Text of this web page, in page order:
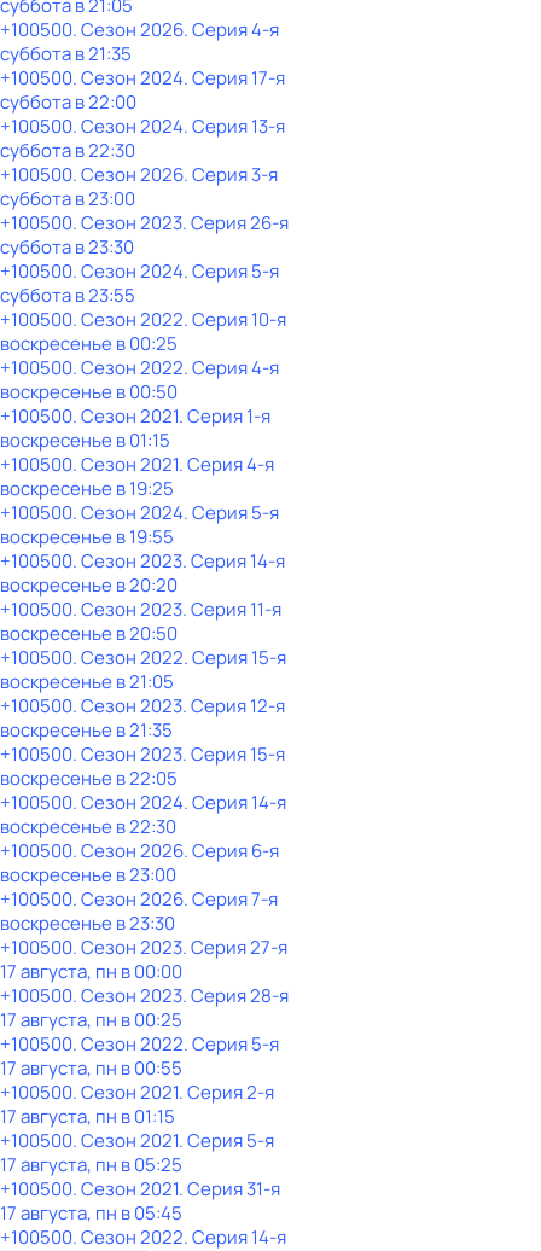
субботав21:05
+100500. Сезон 2026. Серия 4-я
субботав21:35
+100500. Сезон 2024. Серия 17-я
субботав22:00
+100500. Сезон 2024. Серия 13-я
субботав22:30
+100500. Сезон 2026. Серия 3-я
субботав23:00
+100500. Сезон 2023. Серия 26-я
субботав23:30
+100500. Сезон 2024. Серия 5-я
субботав23:55
+100500. Сезон 2022. Серия 10-я
воскресенье в00:25
+100500. Сезон 2022. Серия 4-я
воскресенье в00:50
+100500. Сезон 2021. Серия 1-я
воскресенье в01:15
+100500. Сезон 2021. Серия 4-я
воскресенье в19:25
+100500. Сезон 2024. Серия 5-я
воскресенье в19:55
+100500. Сезон 2023. Серия 14-я
воскресенье в20:20
+100500. Сезон 2023. Серия 11-я
воскресенье в20:50
+100500. Сезон 2022. Серия 15-я
воскресенье в21:05
+100500. Сезон 2023. Серия 12-я
воскресенье в21:35
+100500. Сезон 2023. Серия 15-я
воскресенье в22:05
+100500. Сезон 2024. Серия 14-я
воскресенье в22:30
+100500. Сезон 2026. Серия 6-я
воскресенье в23:00
+100500. Сезон 2026. Серия 7-я
воскресенье в23:30
+100500. Сезон 2023. Серия 27-я
17 августа, пн в 00:00
+100500. Сезон 2023. Серия 28-я
17 августа, пн в 00:25
+100500. Сезон 2022. Серия 5-я
17 августа, пн в 00:55
+100500. Сезон 2021. Серия 2-я
17 августа, пн в 01:15
+100500. Сезон 2021. Серия 5-я
17 августа, пн в 05:25
+100500. Сезон 2021. Серия 31-я
17 августа, пн в 05:45
+100500. Сезон 2022. Серия 14-я